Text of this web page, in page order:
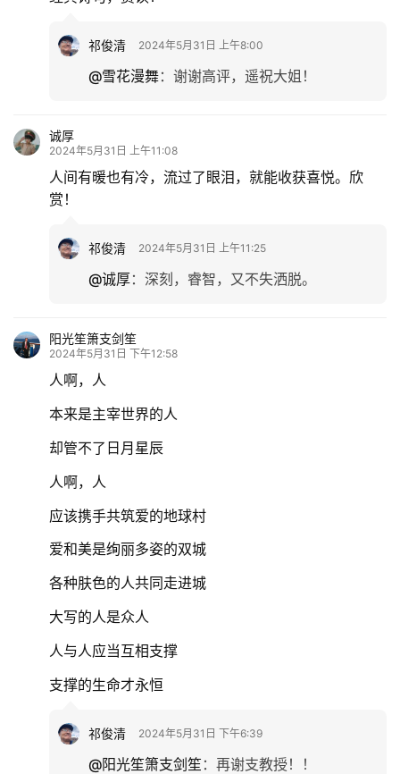
祁俊清 2024年5月31日 上午8:00
@雪花漫舞： 谢谢高评，遥祝大姐！
诚厚
2024年5月31日 上午11:08
人间有暖也有冷，流过了眼泪，就能收获喜悦。欣
赏！
祁俊清 2024年5月31日 上午11:25
@诚厚： 深刻，睿智，又不失洒脱。
阳光笙箫支剑笙
2024年5月31日 下午12:58
人啊，人
本来是主宰世界的人
却管不了日月星辰
人啊，人
应该携手共筑爱的地球村
爱和美是绚丽多姿的双城
各种肤色的人共同走进城
大写的人是众人
人与人应当互相支撑
支撑的生命才永恒
祁俊清 2024年5月31日 下午6:39
@阳光笙箫支剑笙 ： 再谢支教授！！